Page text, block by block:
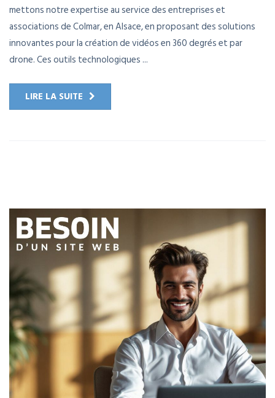
mettons notre expertise au service des entreprises et
associations de Colmar, en Alsace, en proposant des solutions
innovantes pour la création de vidéos en 360 degrés et par
drone. Ces outils technologiques ...
LIRE LA SUITE